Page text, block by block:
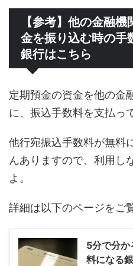
【参考】他の金融
金を振り込む時の手
銀行はこちら
定期預金の資金を他の金
に、振込手数料を支払っ
他行宛振込手数料が無料
んありますので、利用し
よ。
詳細は以下のページをご
5分で分か
料になる